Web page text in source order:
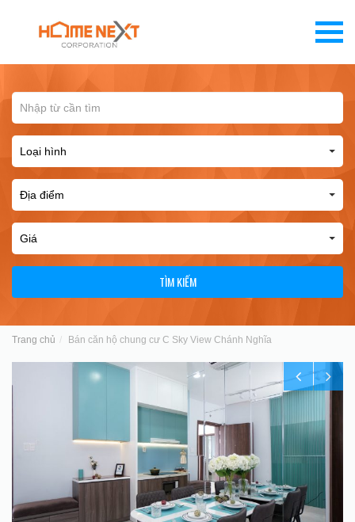
TÌM KIẾM
Trang chủ Bán căn hộ chung cư C Sky View Chánh Nghĩa